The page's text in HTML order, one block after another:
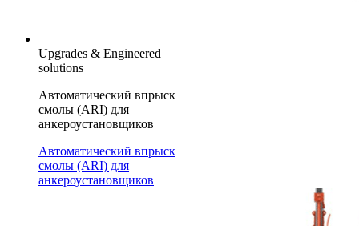
Upgrades & Engineered
solutions
Автоматический впрыск
смолы (ARI) для
анкероустановщиков
Автоматический впрыск
смолы (ARI) для
анкероустановщиков